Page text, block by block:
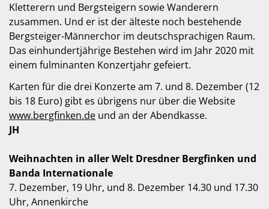
Kletterern und Bergsteigern sowie Wanderern
zusammen. Und er ist der älteste noch bestehende
Bergsteiger-Männerchor im deutschsprachigen Raum.
Das einhundertjährige Bestehen wird im Jahr 2020 mit
einem fulminanten Konzertjahr gefeiert.
Karten für die drei Konzerte am 7. und 8. Dezember (12
bis 18 Euro) gibt es übrigens nur über die Website
www.bergfinken.de und an der Abendkasse.
JH
Weihnachten in aller Welt Dresdner Bergfinken und
Banda Internationale
7. Dezember, 19 Uhr, und 8. Dezember 14.30 und 17.30
Uhr, Annenkirche